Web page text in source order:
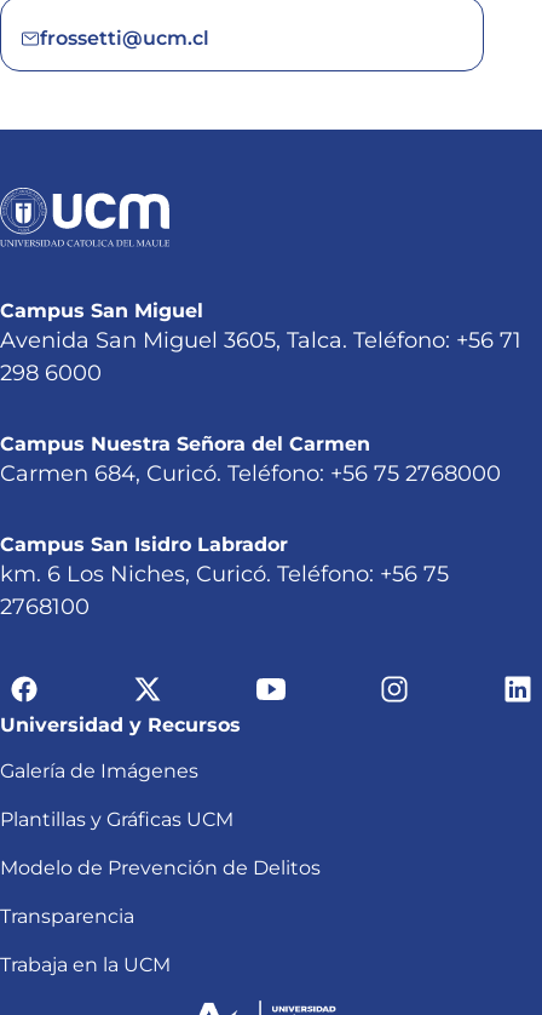
frossetti@ucm.cl
Campus San Miguel
Avenida San Miguel 3605, Talca. Teléfono: +56 71
298 6000
Campus Nuestra Señora del Carmen
Carmen 684, Curicó. Teléfono: +56 75 2768000
Campus San Isidro Labrador
km. 6 Los Niches, Curicó. Teléfono: +56 75
2768100
Universidad y Recursos
Galería de Imágenes
Plantillas y Gráficas UCM
Modelo de Prevención de Delitos
Transparencia
Trabaja en la UCM